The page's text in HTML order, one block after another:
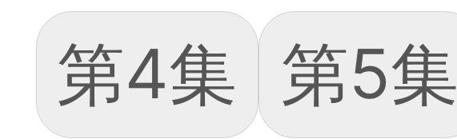
第4集 第5集